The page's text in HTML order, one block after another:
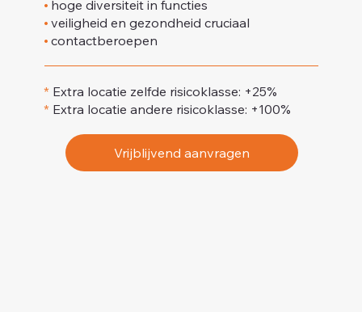
• hoge diversiteit in functies
•veiligheid en gezondheid cruciaal
•contactberoepen
* Extra locatie zelfde risicoklasse: +25%
* Extra locatie andere risicoklasse: +100%
Vrijblijvend aanvragen